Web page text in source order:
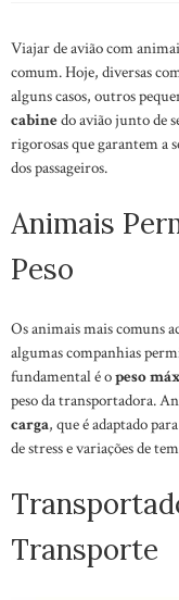
Viajar de avião com
comum. Hoje, diversas
alguns casos, outros
cabinedo avião junto de
rigorosas que garantem a
dos passageiros.
Animais
Peso
Os animais mais comuns
algumas companhias
fundamental é opeso
peso da transportadora.
carga, que é adaptado
de stress e variações de
Transporte